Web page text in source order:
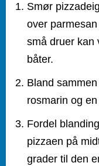
Slik gjør du
Smør
over
små druer
båter.
Bland
rosmarin og
Fordel
pizzaen på
grader til den